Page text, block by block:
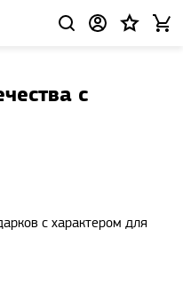
с
с характером для